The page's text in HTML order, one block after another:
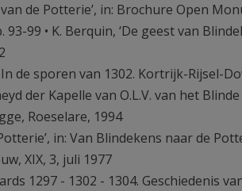
de Potterie’, in: Brochure Open
99 • K. Berquin, ‘De geest van
In de sporen van 1302. Kortrijk-Rijsel-
der Kapelle van O.L.V. van het
Roeselare, 1994
in: Van Blindekens naar de
XIX, 3, juli 1977
1297 - 1302 - 1304. Geschiedenis